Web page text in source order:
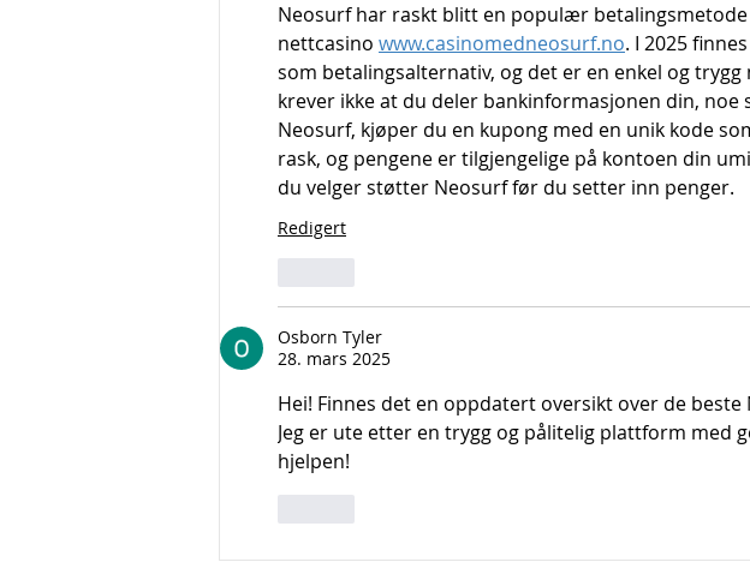
Neosurf har raskt blitt en populær
nettcasino www.casinomedneosurf.no. I 2025
som betalingsalternativ, og det er en enkel og
krever ikke at du deler bankinformasjonen din,
Neosurf, kjøper du en kupong med en unik kode
rask, og pengene er tilgjengelige på kontoen din
du velger støtter Neosurf før du setter inn penger.
Redigert
Osborn Tyler
28. mars 2025
Hei! Finnes det en oppdatert oversikt over de
Jeg er ute etter en trygg og pålitelig plattform med
hjelpen!